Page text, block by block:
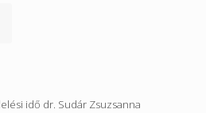
idő dr. Sudár Zsuzsanna